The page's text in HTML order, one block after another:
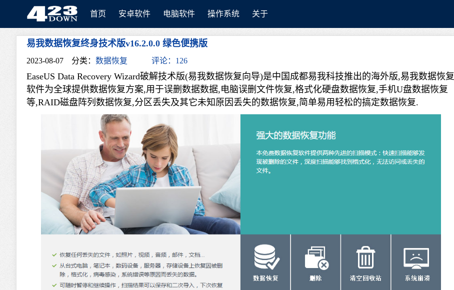
首页 安卓软件 电脑软件 操作系统 关于
易我数据恢复终身技术版v16.2.0.0 绿色便携版
2023-08-07 分类： 数据恢复 评论：126
EaseUS Data Recovery Wizard破解技术版(易我数据恢复向导)是中国成都易我科技推出的海外版,易我数据恢复
软件为全球提供数据恢复方案,用于误删数据数据,电脑误删文件恢复,格式化硬盘数据恢复,手机U盘数据恢复
等,RAID磁盘阵列数据恢复,分区丢失及其它未知原因丢失的数据恢复,简单易用轻松的搞定数据恢复.